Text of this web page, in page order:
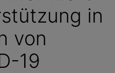
in
von
19